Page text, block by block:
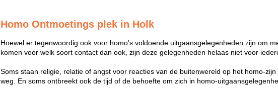
Homo Ontmoetings plek in Holk
Hoewel er tegenwoordig ook voor homo's voldoende uitgaansgelegenheden zijn om
komen voor welk soort contact dan ook, zijn deze gelegenheden helaas niet voor
Soms staan religie, relatie of angst voor reacties van de buitenwereld op het homo-
weg. En soms ontbreekt ook de tijd of de behoefte om zich in homo-